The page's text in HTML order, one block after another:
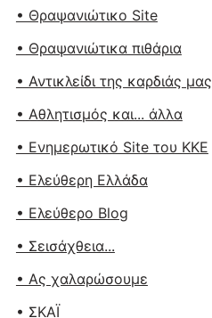
• Θραψανιώτικο Site
• Θραψανιώτικα πιθάρια
• Αντικλείδι της καρδιάς μας
• Αθλητισμός και... άλλα
• Ενημερωτικό Site του ΚΚΕ
• Ελεύθερη Ελλάδα
• Ελεύθερο Blog
• Σεισάχθεια...
• Ας χαλαρώσουμε
• ΣΚΑΪ